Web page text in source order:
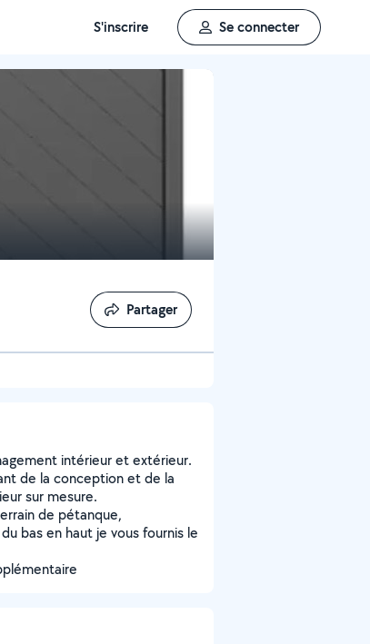
S'inscrire Se connecter
Partager
Partager
intérieur et extérieur.
de la conception et de la
sur mesure.
de pétanque,
bas en haut je vous fournis le